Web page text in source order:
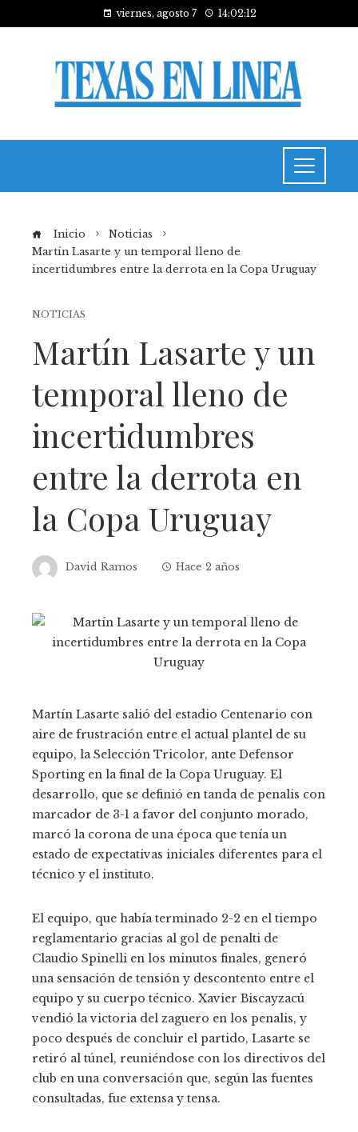
viernes, agosto 7 14:02:13
Inicio
Noticias
Martín Lasarte y un temporal lleno de
incertidumbres entre la derrota en la Copa Uruguay
NOTICIAS
Martín Lasarte y un
temporal lleno de
incertidumbres
entre la derrota en
la Copa Uruguay
David Ramos Hace 2 años
Martín Lasarte salió del estadio Centenario con
aire de frustración entre el actual plantel de su
equipo, la Selección Tricolor, ante Defensor
Sporting en la final de la Copa Uruguay. El
desarrollo, que se definió en tanda de penalis con
marcador de 3-1 a favor del conjunto morado,
marcó la corona de una época que tenía un
estado de expectativas iniciales diferentes para el
técnico y el instituto.
El equipo, que había terminado 2-2 en el tiempo
reglamentario gracias al gol de penalti de
Claudio Spinelli en los minutos finales, generó
una sensación de tensión y descontento entre el
equipo y su cuerpo técnico. Xavier Biscayzacú
vendió la victoria del zaguero en los penalis, y
poco después de concluir el partido, Lasarte se
retiró al túnel, reuniéndose con los directivos del
club en una conversación que, según las fuentes
consultadas, fue extensa y tensa.